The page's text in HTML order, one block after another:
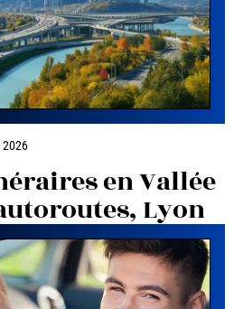
2026
en Vallée
Lyon